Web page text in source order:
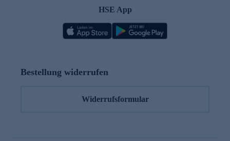
HSE App
Bestellung widerrufen
Widerrufsformular